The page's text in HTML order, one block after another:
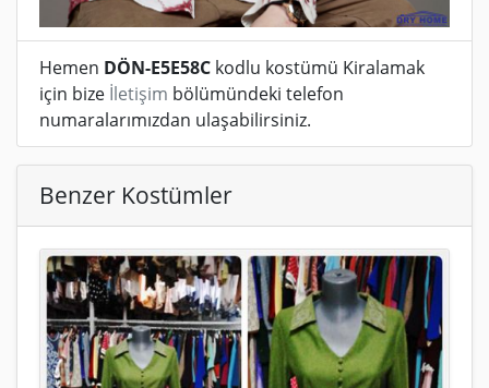
Hemen DÖN-E5E58C kodlu kostümü Kiralamak
için bize İletişim bölümündeki telefon
numaralarımızdan ulaşabilirsiniz.
Benzer Kostümler